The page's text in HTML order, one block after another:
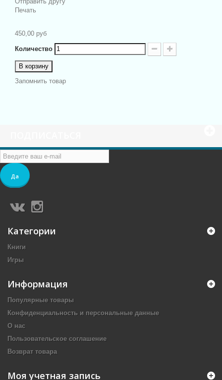
Печать
450,00 руб
Количество
В корзину
Запомнить товар
Да
Категории
Книги
Игры
Информация
Популярные товары
Конфиденциальность и персональные данные
О нас
Пользовательское соглашение
Возврат товара
Моя учетная запись